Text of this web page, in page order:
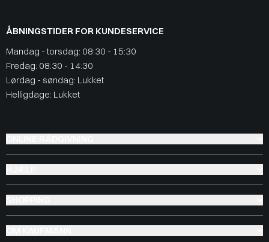
ÅBNINGSTIDER FOR KUNDESERVICE
Mandag - torsdag: 08:30 - 15:30
Fredag: 08:30 - 14:30
Lørdag - søndag: Lukket
Helligdage: Lukket